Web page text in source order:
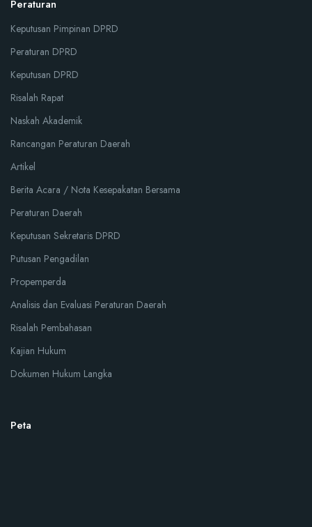
Peraturan
Keputusan Pimpinan DPRD
Peraturan DPRD
Keputusan DPRD
Risalah Rapat
Naskah Akademik
Rancangan Peraturan Daerah
Artikel
Berita Acara / Nota Kesepakatan Bersama
Peraturan Daerah
Keputusan Sekretaris DPRD
Putusan Pengadilan
Propemperda
Analisis dan Evaluasi Peraturan Daerah
Risalah Pembahasan
Kajian Hukum
Dokumen Hukum Langka
Peta